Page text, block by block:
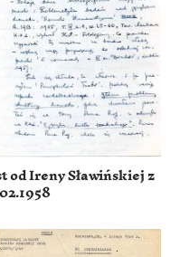
od Ireny Sławińskiej z